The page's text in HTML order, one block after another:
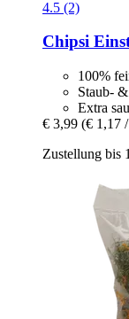
4.5 (2)
Chipsi
100%
Staub-
Extra
€ 3,99 (€ 1,17
Zustellung bis